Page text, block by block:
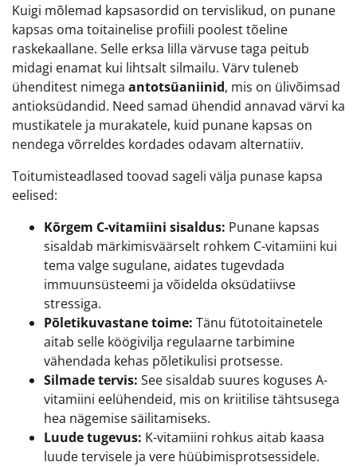
Kuigi mõlemad kapsasordid on tervislikud, on punane
kapsas oma toitainelise profiili poolest tõeline
raskekaallane. Selle erksa lilla värvuse taga peitub
midagi enamat kui lihtsalt silmailu. Värv tuleneb
ühenditest nimega antotsüaniinid, mis on ülivõimsad
antioksüdandid. Need samad ühendid annavad värvi ka
mustikatele ja murakatele, kuid punane kapsas on
nendega võrreldes kordades odavam alternatiiv.
Toitumisteadlased toovad sageli välja punase kapsa
eelised:
Kõrgem C-vitamiini sisaldus: Punane kapsas
sisaldab märkimisväärselt rohkem C-vitamiini kui
tema valge sugulane, aidates tugevdada
immuunsüsteemi ja võidelda oksüdatiivse
stressiga.
Põletikuvastane toime: Tänu fütotoitainetele
aitab selle köögivilja regulaarne tarbimine
vähendada kehas põletikulisi protsesse.
Silmade tervis: See sisaldab suures koguses A-
vitamiini eelühendeid, mis on kriitilise tähtsusega
hea nägemise säilitamiseks.
Luude tugevus: K-vitamiini rohkus aitab kaasa
luude tervisele ja vere hüübimisprotsessidele.